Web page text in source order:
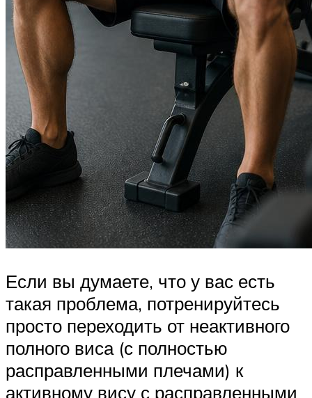
Если вы думаете, что у вас есть
такая проблема, потренируйтесь
просто переходить от неактивного
полного виса (с полностью
расправленными плечами) к
активному вису с расправленными